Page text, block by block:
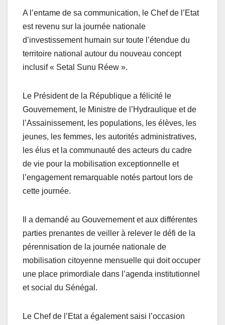
A l’entame de sa communication, le Chef de l’Etat
est revenu sur la journée nationale
d’investissement humain sur toute l’étendue du
territoire national autour du nouveau concept
inclusif « Setal Sunu Réew ».
Le Président de la République a félicité le
Gouvernement, le Ministre de l’Hydraulique et de
l’Assainissement, les populations, les élèves, les
jeunes, les femmes, les autorités administratives,
les élus et la communauté des acteurs du cadre
de vie pour la mobilisation exceptionnelle et
l’engagement remarquable notés partout lors de
cette journée.
Il a demandé au Gouvernement et aux différentes
parties prenantes de veiller à relever le défi de la
pérennisation de la journée nationale de
mobilisation citoyenne mensuelle qui doit occuper
une place primordiale dans l’agenda institutionnel
et social du Sénégal.
Le Chef de l’Etat a également saisi l’occasion